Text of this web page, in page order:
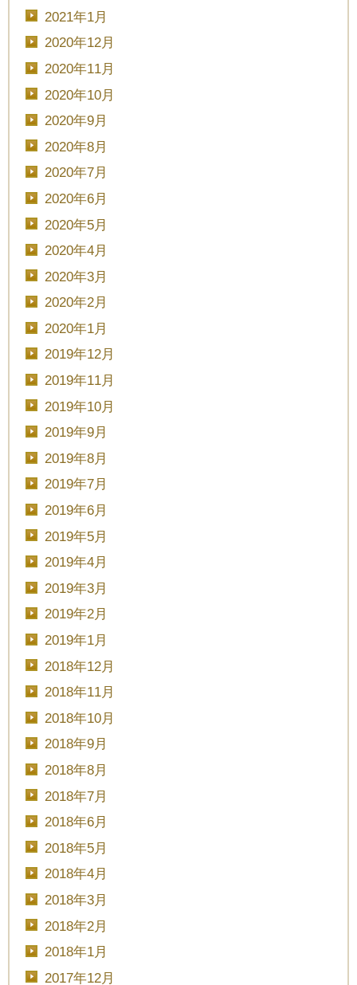
2021年1月
2020年12月
2020年11月
2020年10月
2020年9月
2020年8月
2020年7月
2020年6月
2020年5月
2020年4月
2020年3月
2020年2月
2020年1月
2019年12月
2019年11月
2019年10月
2019年9月
2019年8月
2019年7月
2019年6月
2019年5月
2019年4月
2019年3月
2019年2月
2019年1月
2018年12月
2018年11月
2018年10月
2018年9月
2018年8月
2018年7月
2018年6月
2018年5月
2018年4月
2018年3月
2018年2月
2018年1月
2017年12月
■■■タイトル■■■
TEL.0120-117-548